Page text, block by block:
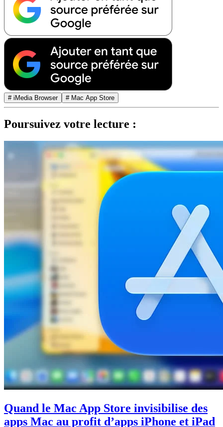
# iMedia Browser # Mac App Store
Poursuivez votre lecture :
Quand le Mac App Store invisibilise des
apps Mac au profit d’apps iPhone et iPad